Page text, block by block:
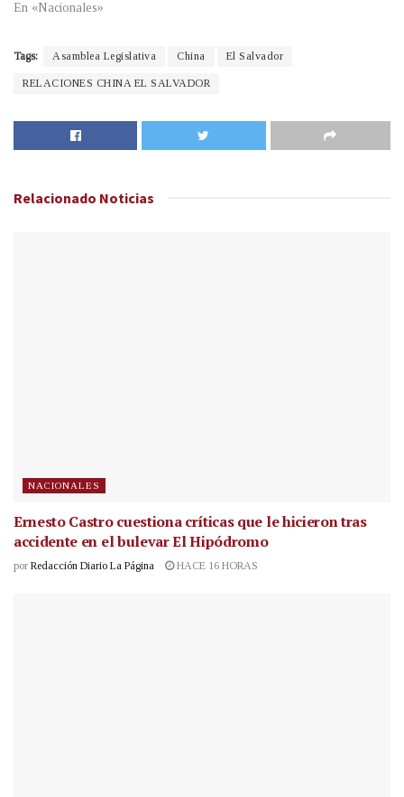
En «Nacionales»
Tags: Asamblea Legislativa China El Salvador
RELACIONES CHINA EL SALVADOR
Relacionado Noticias
NACIONALES
Ernesto Castro cuestiona críticas que le hicieron tras
accidente en el bulevar El Hipódromo
por Redacción Diario La Página HACE 16 HORAS